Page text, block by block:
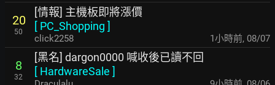
20
50
[情報] 主機板即將漲價
[ PC_Shopping ]
click2258 1小時前, 08/07
8
32
[黑名] dargon0000 喊收後已讀不回
[ HardwareSale ]